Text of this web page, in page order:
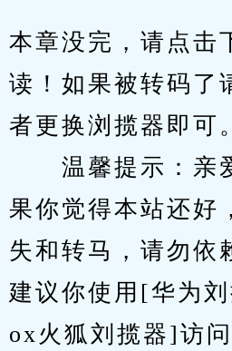
本章没完，请点击
读！如果被转码了
者更换浏揽器即可。
温馨提示：亲
果你觉得本站还好
失和转马，请勿依
建议你使用[华为
ox火狐刘揽器]访